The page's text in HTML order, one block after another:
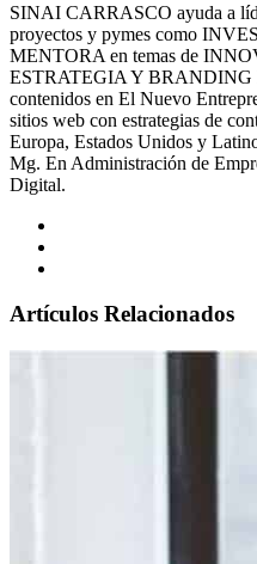
SINAI CARRASCO ayuda a
proyectos y pymes como
MENTORA en temas de
ESTRATEGIA Y BRANDING
contenidos en El Nuevo
sitios web con estrategias de
Europa, Estados Unidos y
Mg. En Administración de
Digital.
Artículos Relacionados